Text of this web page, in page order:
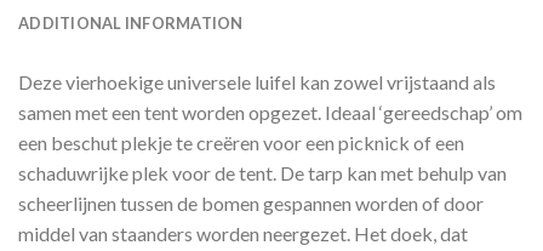
ADDITIONAL INFORMATION
Deze vierhoekige universele luifel kan zowel vrijstaand als
samen met een tent worden opgezet. Ideaal ‘gereedschap’ om
een beschut plekje te creëren voor een picknick of een
schaduwrijke plek voor de tent. De tarp kan met behulp van
scheerlijnen tussen de bomen gespannen worden of door
middel van staanders worden neergezet. Het doek, dat